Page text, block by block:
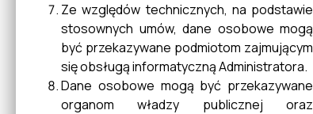
Ze względów technicznych, na podstawie
stosownych umów, dane osobowe mogą
być przekazywane podmiotom zajmującym
się obsługą informatyczną Administratora.
Dane osobowe mogą być przekazywane
organom władzy publicznej oraz